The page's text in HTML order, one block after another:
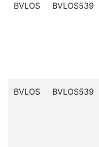
BVLOS BVLOS539
BVLOS BVLOS539